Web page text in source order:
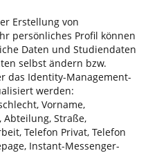
Erstellung von
persönliches Profil können
Daten und Studiendaten
selbst ändern bzw.
das Identity-Management-
werden:
Vorname,
Straße,
Telefon Privat, Telefon
Instant-Messenger-